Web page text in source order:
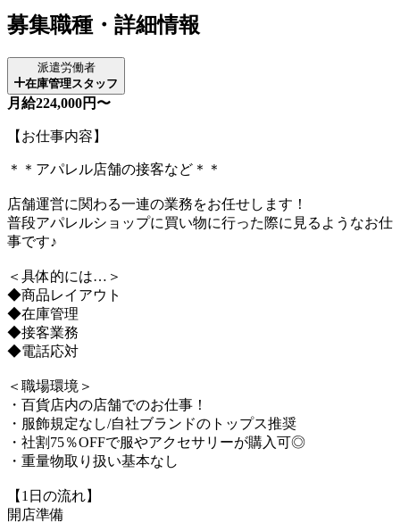
募集職種・詳細情報
派遣労働者
在庫管理スタッフ
月給224,000円〜
【お仕事内容】
＊＊アパレル店舗の接客など＊＊
店舗運営に関わる一連の業務をお任せします！
普段アパレルショップに買い物に行った際に見るようなお仕
事です♪
＜具体的には…＞
◆商品レイアウト
◆在庫管理
◆接客業務
◆電話応対
＜職場環境＞
・百貨店内の店舗でのお仕事！
・服飾規定なし/自社ブランドのトップス推奨
・社割75％OFFで服やアクセサリーが購入可◎
・重量物取り扱い基本なし
【1日の流れ】
開店準備